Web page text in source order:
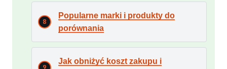
Popularne marki i produkty do
porównania
Jak obniżyć koszt zakupu i